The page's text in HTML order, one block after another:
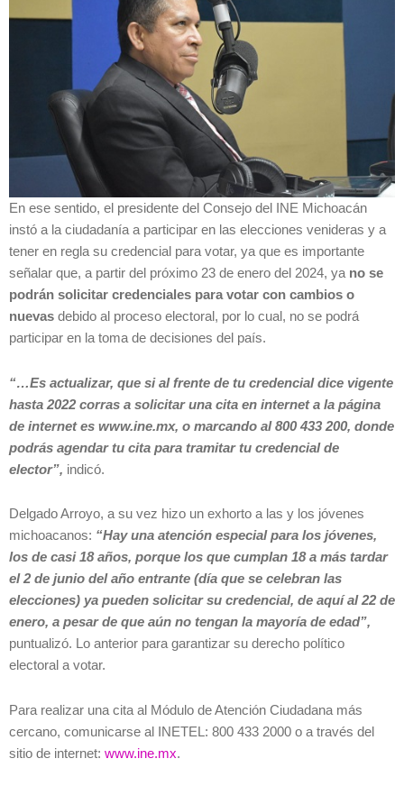
En ese sentido, el presidente del Consejo del INE Michoacán
instó a la ciudadanía a participar en las elecciones venideras y a
tener en regla su credencial para votar, ya que es importante
señalar que, a partir del próximo 23 de enero del 2024, ya no se
podrán solicitar credenciales para votar con cambios o
nuevas debido al proceso electoral, por lo cual, no se podrá
participar en la toma de decisiones del país.
“…Es actualizar, que si al frente de tu credencial dice vigente
hasta 2022 corras a solicitar una cita en internet a la página
de internet es www.ine.mx, o marcando al 800 433 200, donde
podrás agendar tu cita para tramitar tu credencial de
elector”, indicó.
Delgado Arroyo, a su vez hizo un exhorto a las y los jóvenes
michoacanos: “Hay una atención especial para los jóvenes,
los de casi 18 años, porque los que cumplan 18 a más tardar
el 2 de junio del año entrante (día que se celebran las
elecciones) ya pueden solicitar su credencial, de aquí al 22 de
enero, a pesar de que aún no tengan la mayoría de edad”,
puntualizó. Lo anterior para garantizar su derecho político
electoral a votar.
Para realizar una cita al Módulo de Atención Ciudadana más
cercano, comunicarse al INETEL: 800 433 2000 o a través del
sitio de internet: www.ine.mx.